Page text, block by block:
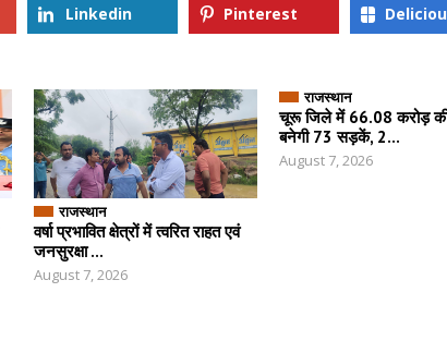
Linkedin Pinterest
राजस्थान
वर्षा प्रभावित क्षेत्रों में त्वरित राहत एवं
जनसुरक्षा ...
August 7, 2026
राजस्थान
चूरू जिले में 66.08 करोड़
बनेगी 73 सड़कें, 2...
August 7, 2026